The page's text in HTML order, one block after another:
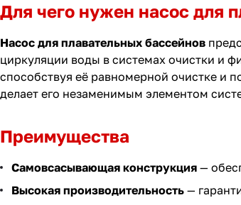
Для чего нужен насос для
Насос для плавательных бассейнов
циркуляции воды в системах очистки и
способствуя её равномерной очистке и
делает его незаменимым элементом
Преимущества
Самовсасывающая конструкция —
Высокая производительность —